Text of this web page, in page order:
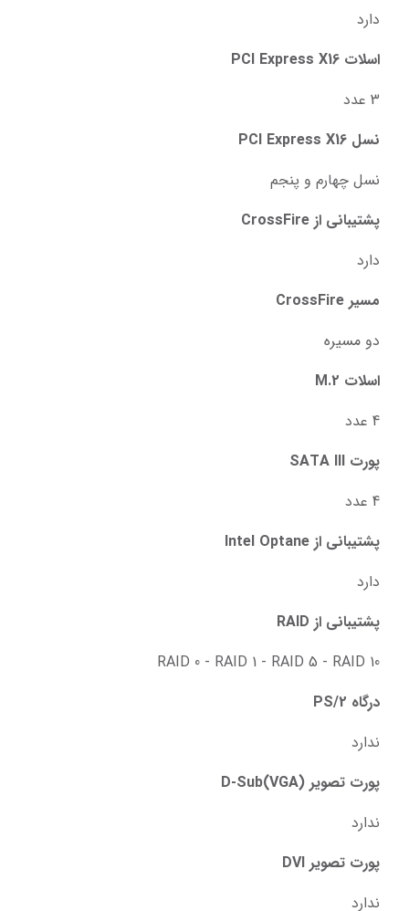
دارد
اسلات PCI Express X16
3 عدد
نسل PCI Express X16
نسل چهارم و پنجم
پشتیبانی از CrossFire
دارد
مسیر CrossFire
دو مسیره
اسلات M.2
4 عدد
پورت SATA III
4 عدد
پشتیبانی از Intel Optane
دارد
پشتیبانی از RAID
RAID 0 - RAID 1 - RAID 5 - RAID 10
درگاه PS/2
ندارد
پورت تصویر D-Sub(VGA)
ندارد
پورت تصویر DVI
ندارد